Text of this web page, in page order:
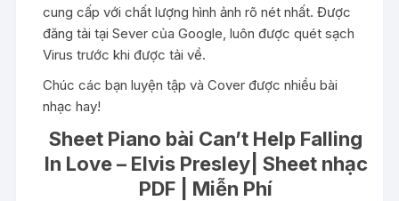
cung cấp với chất lượng hình ảnh rõ nét nhất. Được
đăng tải tại Sever của Google, luôn được quét sạch
Virus trước khi được tải về.
Chúc các bạn luyện tập và Cover được nhiều bài
nhạc hay!
Sheet Piano bài Can’t Help Falling
In Love – Elvis Presley| Sheet nhạc
PDF | Miễn Phí